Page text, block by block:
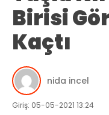
Birisi
Kaçtı
nida incel
Giriş: 05-05-2021 13:24